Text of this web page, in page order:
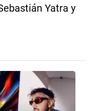
Yatra y